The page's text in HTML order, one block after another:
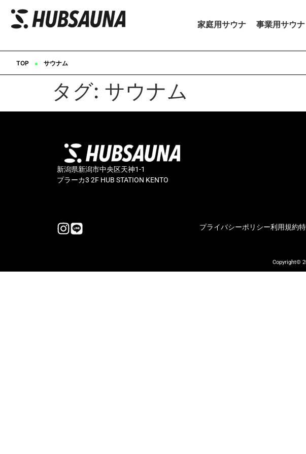
家庭用サウナ 事業用サウナ
TOP ▪︎ サウナム
タグ: サウナム
新潟県新潟市中央区天神1-1
プラーカ3 2F HUB STATION KENTO
プライバシーポリシー利用規約
Copyright©